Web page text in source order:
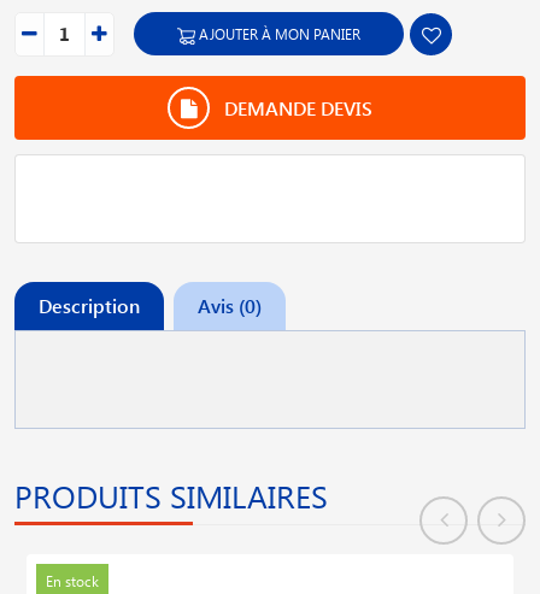
AJOUTER À MON PANIER
DEMANDE DEVIS
Description Avis (0)
PRODUITS SIMILAIRES
En stock